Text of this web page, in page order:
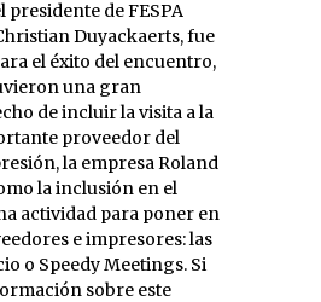
presidente de FESPA
Duyackaerts, fue
el éxito del encuentro,
una gran
de incluir la visita a la
proveedor del
la empresa Roland
la inclusión en el
actividad para poner en
e impresores: las
o Speedy Meetings. Si
sobre este